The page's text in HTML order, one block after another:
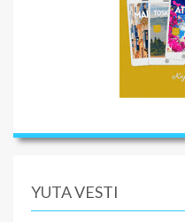
YUTA VESTI